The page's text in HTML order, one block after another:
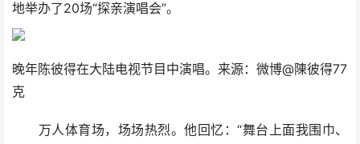
地举办了20场“探亲演唱会”。
晚年陈彼得在大陆电视节目中演唱。来源：微博@陳彼得77
克
万人体育场，场场热烈。他回忆：“舞台上面我围巾、